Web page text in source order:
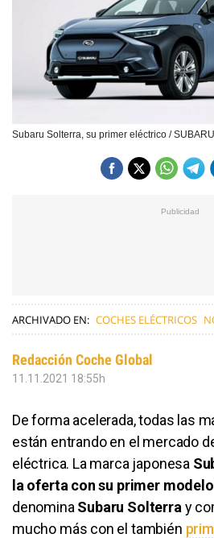
Subaru Solterra, su primer eléctrico / SUBARU
ARCHIVADO EN: COCHES ELÉCTRICOS
Redacción Coche Global
11.11.2021 18:55h
De forma acelerada, todas las
están entrando en el mercado
eléctrica. La marca japonesa
la oferta con su primer
denomina Subaru Solterra y
mucho más con el también